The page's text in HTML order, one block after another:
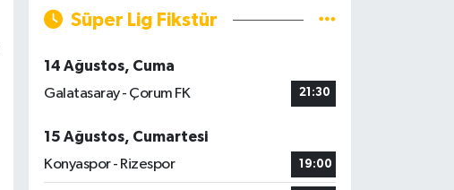
Süper Lig Fikstür
14 Ağustos, Cuma
Galatasaray - Çorum FK
21:30
15 Ağustos, Cumartesi
Konyaspor - Rizespor
19:00